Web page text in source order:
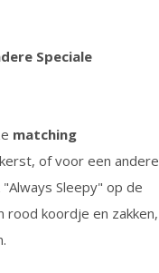
Speciale
matching
of voor een andere
Sleepy" op de
koordje en zakken,